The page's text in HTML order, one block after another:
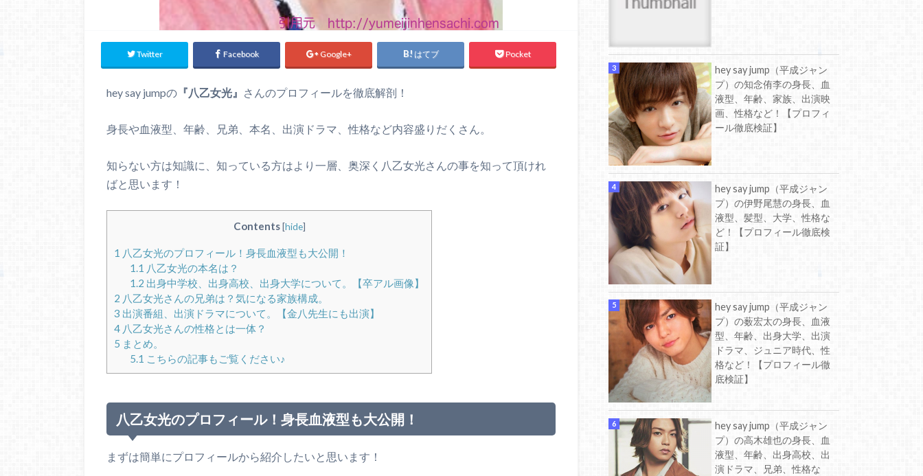
Twitter Facebook Google+ はてブ Pocket
hey say jumpの 『八乙女光』 さんのプロフィールを徹底解剖！
身長や血液型、年齢、兄弟、本名、出演ドラマ、性格など内容盛りだくさん。
知らない方は知識に、知っている方はより一層、奥深く八乙女光さんの事を知って頂けれ
ばと思います！
Contents [hide]
1 八乙女光のプロフィール！身長血液型も大公開！
1.1 八乙女光の本名は？
1.2 出身中学校、出身高校、出身大学について。【卒アル画像】
2 八乙女光さんの兄弟は？気になる家族構成。
3 出演番組、出演ドラマについて。【金八先生にも出演】
4 八乙女光さんの性格とは一体？
5 まとめ。
5.1 こちらの記事もご覧ください♪
八乙女光のプロフィール！身長血液型も大公開！
まずは簡単にプロフィールから紹介したいと思います！
hey say jump（平成ジャン
プ）の知念侑李の身長、血
液型、年齢、家族、出演映
画、性格など！【プロフィ
ール徹底検証】
hey say jump（平成ジャン
プ）の伊野尾慧の身長、血
液型、髪型、大学、性格な
ど！【プロフィール徹底検
証】
hey say jump（平成ジャン
プ）の薮宏太の身長、血液
型、年齢、出身大学、出演
ドラマ、ジュニア時代、性
格など！【プロフィール徹
底検証】
hey say jump（平成ジャン
プ）の高木雄也の身長、血
液型、年齢、出身高校、出
演ドラマ、兄弟、性格な